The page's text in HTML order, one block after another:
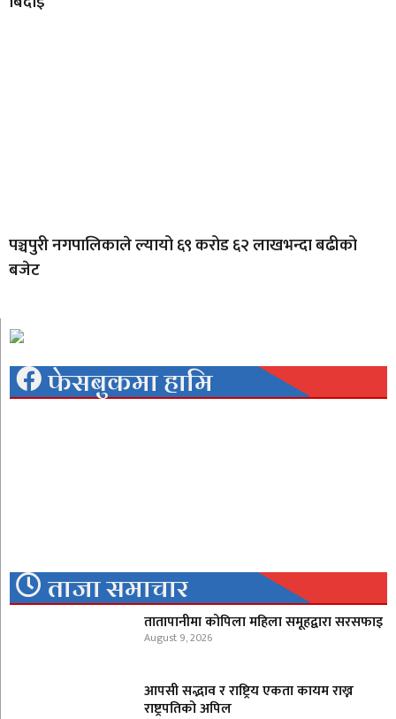
पञ्चपुरी नगपालिकाले ल्यायो ६९ करोड ६२ लाखभन्दा बढीको
बजेट
फेसबुकमा हामि
ताजा समाचार
तातापानीमा कोपिला महिला समूहद्वारा सरसफाइ
August 9, 2026
आपसी सद्भाव र राष्ट्रिय एकता कायम राख्न
राष्ट्रपतिको अपिल